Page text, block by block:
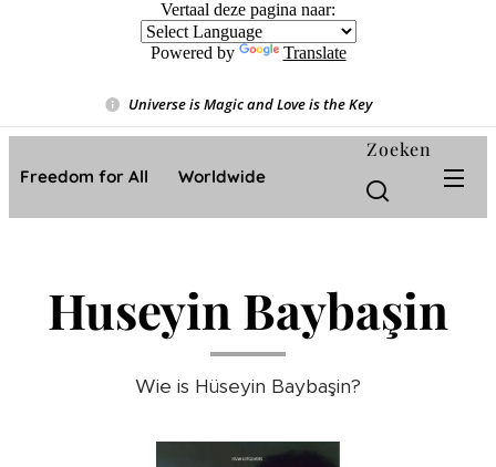
Vertaal deze pagina naar:
Powered by Translate
Universe is Magic and Love is the Key❤️
Freedom for All ❤️ Worldwide
Zoeken
Huseyin Baybaşin
Wie is Hüseyin Baybaşin?